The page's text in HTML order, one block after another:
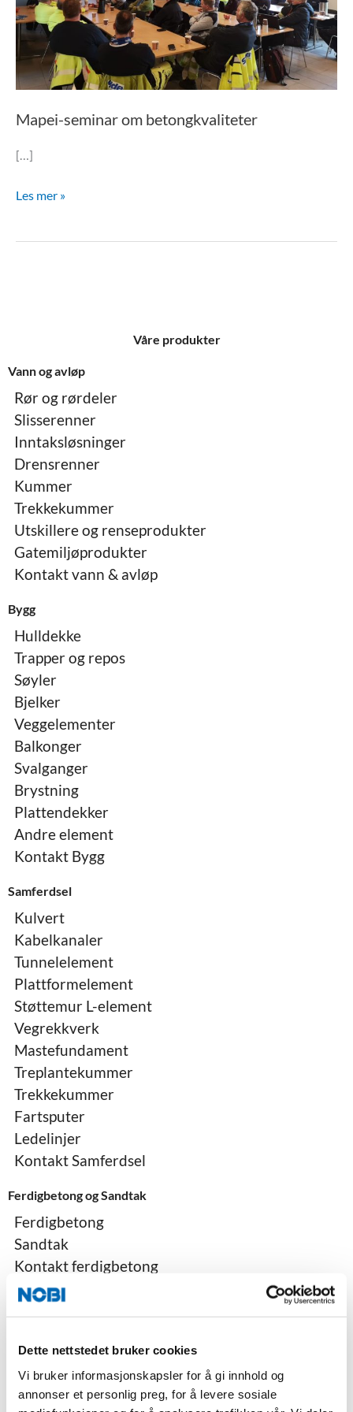
Dette nettstedet bruker cookies
Vi bruker informasjonskapsler for å gi innhold og
annonser et personlig preg, for å levere sosiale
Mapei-seminar om betongkvaliteter
[…]
Les mer »
Våre produkter
Vann og avløp
Rør og rørdeler
Slisserenner
Inntaksløsninger
Drensrenner
Kummer
Trekkekummer
Utskillere og renseprodukter
Gatemiljøprodukter
Kontakt vann & avløp
Bygg
Hulldekke
Trapper og repos
Søyler
Bjelker
Veggelementer
Balkonger
Svalganger
Brystning
Plattendekker
Andre element
Kontakt Bygg
Samferdsel
Kulvert
Kabelkanaler
Tunnelelement
Plattformelement
Støttemur L-element
Vegrekkverk
Mastefundament
Treplantekummer
Trekkekummer
Fartsputer
Ledelinjer
Kontakt Samferdsel
Ferdigbetong og Sandtak
Ferdigbetong
Sandtak
Kontakt ferdigbetong
Byggevarer til hage, park og gate
Støttemur
NOBI Stormur
Heller